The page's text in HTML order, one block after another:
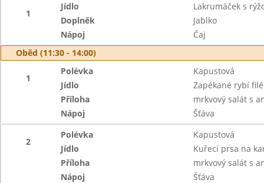
1
Jídlo
Lakrumáček s
Doplněk
Jablko
Nápoj
Čaj
Oběd (11:30 - 14:00)
1
Polévka
Kapustová
Jídlo
Zapékané rybí
Příloha
mrkvový salát s
Nápoj
Šťáva
2
Polévka
Kapustová
Jídlo
Kuřecí prsa na
Příloha
mrkvový salát s
Nápoj
Šťáva